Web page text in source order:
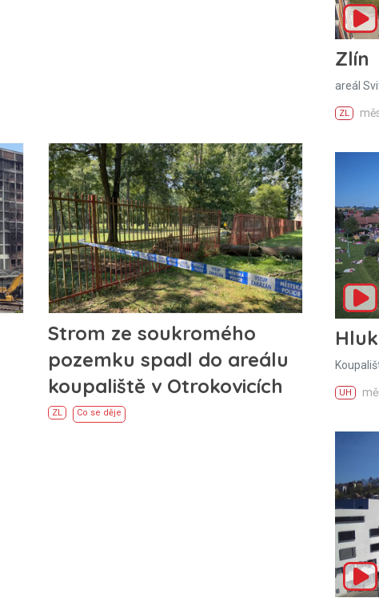
Strom ze soukromého
pozemku spadl do areálu
koupaliště v Otrokovicích
ZL Co se děje
Zlín
areál
ZL
Hluk
UH